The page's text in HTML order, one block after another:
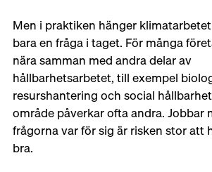
Men i praktiken hänger
bara en fråga i taget. För många
nära samman med andra delar av
hållbarhetsarbetet, till exempel
resurshantering och social
område påverkar ofta andra. Jobbar
frågorna var för sig är risken stor att
bra.